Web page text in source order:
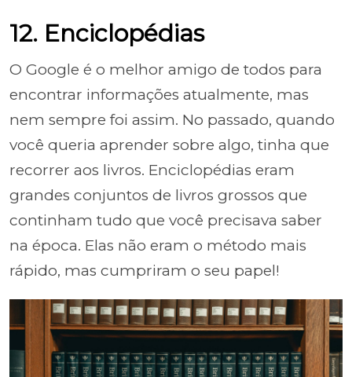
12. Enciclopédias
O Google é o melhor amigo de todos para
encontrar informações atualmente, mas
nem sempre foi assim. No passado, quando
você queria aprender sobre algo, tinha que
recorrer aos livros. Enciclopédias eram
grandes conjuntos de livros grossos que
continham tudo que você precisava saber
na época. Elas não eram o método mais
rápido, mas cumpriram o seu papel!